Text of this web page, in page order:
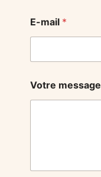
E-mail *
Votre message